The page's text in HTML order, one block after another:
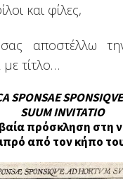
και φίλες,
αποστέλλω
τίτλο…
SPONSAE
SUUM INVITATIO
πρόσκληση στη
από τον κήπο